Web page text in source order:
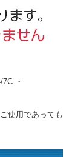
・
使用であっても